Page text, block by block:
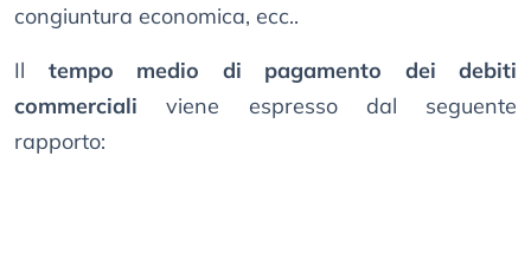
congiuntura economica, ecc..
Il tempo medio di pagamento dei debiti
commerciali viene espresso dal seguente
rapporto: